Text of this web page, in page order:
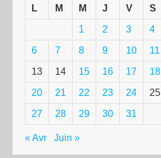
L
M M J V S
1 2 3 4
6 7 8 9 10 11
13 14 15 16 17 18
20 21 22 23 24 25
27 28 29 30 31
« Avr Juin »